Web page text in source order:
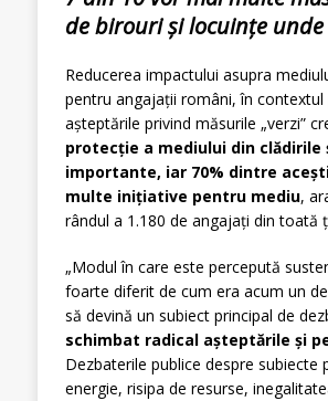
de birouri și locuințe
Reducerea impactului asupra
pentru angajații români, în
așteptările privind măsurile „verzi”
protecție a mediului din
importante, iar 70% dintre
multe inițiative pentru mediu,
rândul a 1.180 de angajați din toată
„Modul în care este percepută
foarte diferit de cum era acum un
să devină un subiect principal de
schimbat radical așteptările și
Dezbaterile publice despre
energie, risipa de resurse,